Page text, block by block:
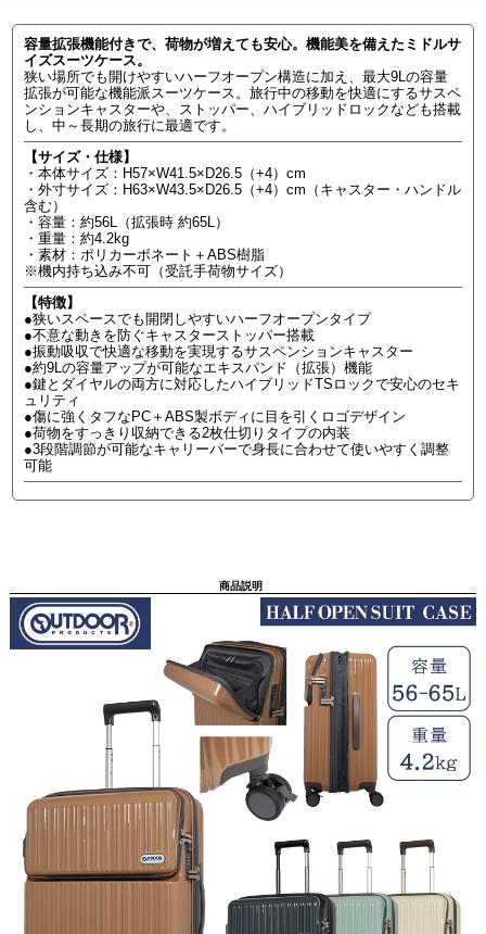
容量拡張機能付きで、荷物が増えても安心。機能美を備えたミドルサ
イズスーツケース。
狭い場所でも開けやすいハーフオープン構造に加え、最大9Lの容量
拡張が可能な機能派スーツケース。旅行中の移動を快適にするサスペ
ンションキャスターや、ストッパー、ハイブリッドロックなども搭載
し、中～長期の旅行に最適です。
【サイズ・仕様】
・本体サイズ：H57×W41.5×D26.5（+4）cm
・外寸サイズ：H63×W43.5×D26.5（+4）cm（キャスター・ハンドル
含む）
・容量：約56L（拡張時 約65L）
・重量：約4.2kg
・素材：ポリカーボネート＋ABS樹脂
※機内持ち込み不可（受託手荷物サイズ）
【特徴】
●狭いスペースでも開閉しやすいハーフオープンタイプ
●不意な動きを防ぐキャスターストッパー搭載
●振動吸収で快適な移動を実現するサスペンションキャスター
●約9Lの容量アップが可能なエキスパンド（拡張）機能
●鍵とダイヤルの両方に対応したハイブリッドTSロックで安心のセキ
ュリティ
●傷に強くタフなPC＋ABS製ボディに目を引くロゴデザイン
●荷物をすっきり収納できる2枚仕切りタイプの内装
●3段階調節が可能なキャリーバーで身長に合わせて使いやすく調整
可能
商品説明